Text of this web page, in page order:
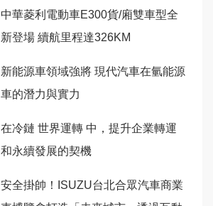
中華菱利電動車E300貨/廂雙車型全
新登場 續航里程達326KM
新能源車領域強將 現代汽車在氫能源
車的潛力與實力
在冷鏈 世界運轉 中，提升企業轉運
和永續發展的契機
安全掛帥！ISUZU台北合眾汽車商業